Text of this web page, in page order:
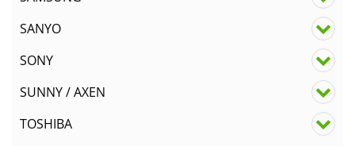
SANYO
SONY
SUNNY / AXEN
TOSHIBA